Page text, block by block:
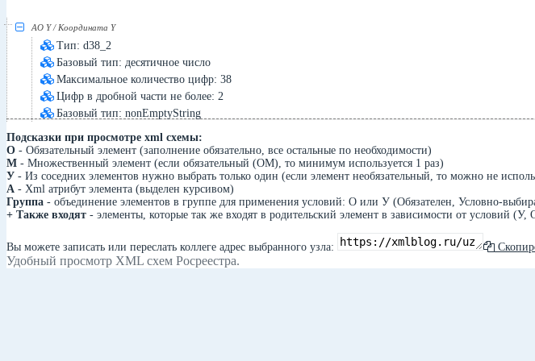
АО Y / Координата Y
Тип: d38_2
Базовый тип: десятичное число
Максимальное количество цифр: 38
Цифр в дробной части не более: 2
Базовый тип: nonEmptyString
Подсказки при просмотре xml схемы:
О - Обязательный элемент (заполнение обязательно, все остальные по необходимости)
М - Множественный элемент (если обязательный (ОМ), то минимум используется 1 раз)
У - Из соседних элементов нужно выбрать только один (если элемент необязательный, то можно не
А - Xml атрибут элемента (выделен курсивом)
Группа - объединение элементов в группе для применения условий: О или У (Обязателен, Условно-
+ Также входят - элементы, которые так же входят в родительский элемент в зависимости от условий
Вы можете записать или переслать коллеге адрес выбранного узла:
Удобный просмотр XML схем Росреестра.